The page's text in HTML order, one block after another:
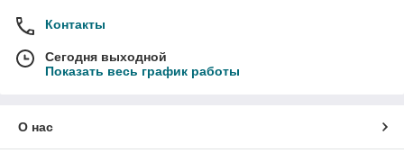
Контакты
Сегодня выходной
Показать весь график работы
О нас